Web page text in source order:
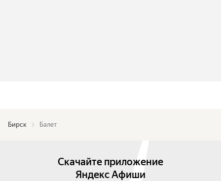
Бирск Балет
Скачайте приложение
Яндекс Афиши